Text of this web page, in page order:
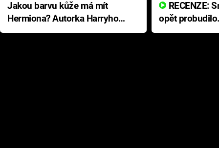
Jakou barvu kůže má mít
Hermiona? Autorka Harryho
Pottera přišla s ráznou
opět
přichází s